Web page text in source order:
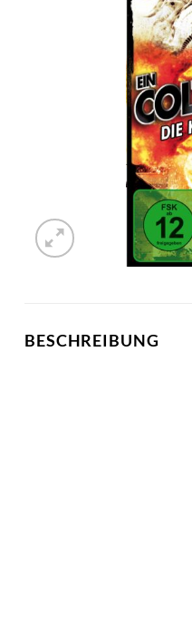
BESCHREIBUNG